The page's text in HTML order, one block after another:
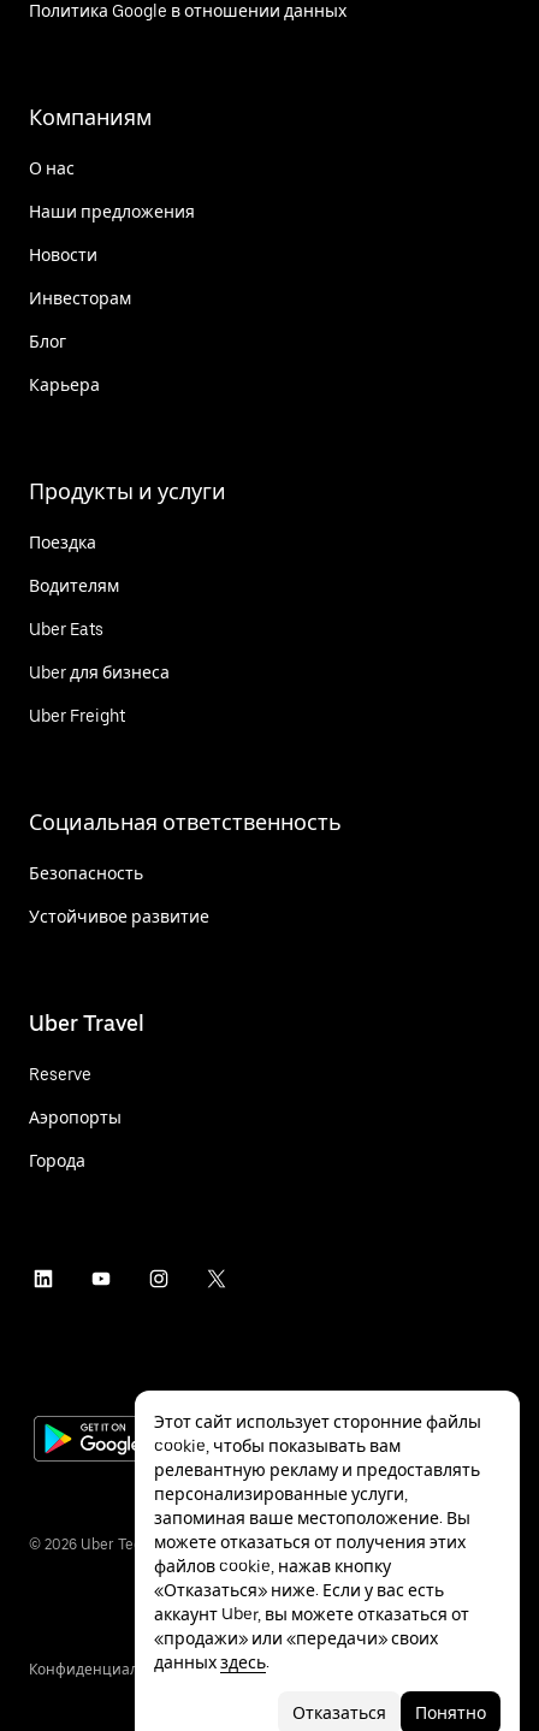
Политика Google в отношении данных
Компаниям
О нас
Наши предложения
Новости
Инвесторам
Блог
Карьера
Продукты и услуги
Поездка
Водителям
Uber Eats
Uber для бизнеса
Uber Freight
Социальная ответственность
Безопасность
Устойчивое развитие
Uber Travel
Reserve
Аэропорты
Города
© 2026 Uber Technologies Inc.
КонфиденциальностьСпециальные
Этот сайт использует сторонние файлы
cookie, чтобы показывать вам
релевантную рекламу и предоставлять
персонализированные услуги,
запоминая ваше местоположение. Вы
можете отказаться от получения этих
файлов cookie, нажав кнопку
«Отказаться» ниже. Если у вас есть
аккаунт Uber, вы можете отказаться от
«продажи» или «передачи» своих
данныхздесь.
Отказаться Понятно